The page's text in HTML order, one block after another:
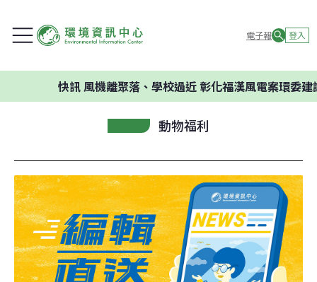
電子報 登入
風機離聚落、學校過近 彰化福漢風電案環委建議不應開
動物福利